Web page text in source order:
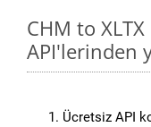
CHM to
API'lerinden
Ücretsiz API